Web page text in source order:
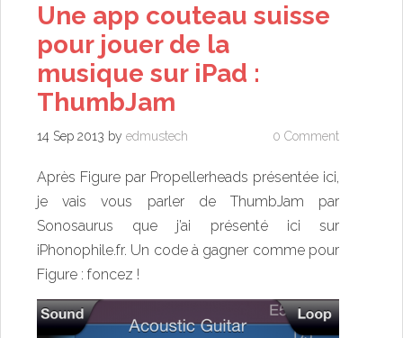
Une app couteau suisse
pour jouer de la
musique sur iPad :
ThumbJam
14 Sep 2013 by edmustech 0 Comment
Après Figure par Propellerheads présentée ici,
je vais vous parler de ThumbJam par
Sonosaurus que j’ai présenté ici sur
iPhonophile.fr. Un code à gagner comme pour
Figure : foncez !